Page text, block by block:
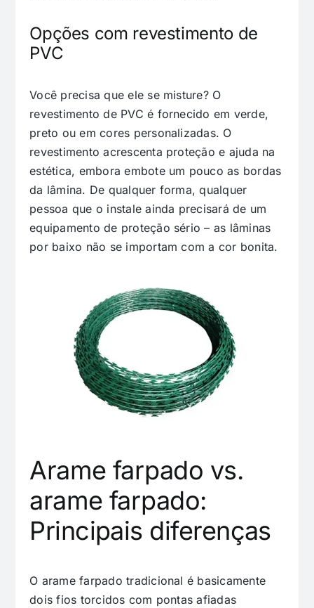
Opções com revestimento de
PVC
Você precisa que ele se misture? O
revestimento de PVC é fornecido em verde,
preto ou em cores personalizadas. O
revestimento acrescenta proteção e ajuda na
estética, embora embote um pouco as bordas
da lâmina. De qualquer forma, qualquer
pessoa que o instale ainda precisará de um
equipamento de proteção sério – as lâminas
por baixo não se importam com a cor bonita.
Arame farpado vs.
arame farpado:
Principais diferenças
O arame farpado tradicional é basicamente
dois fios torcidos com pontas afiadas